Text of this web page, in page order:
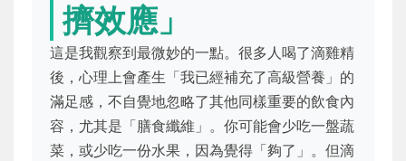
擠效應」
這是我觀察到最微妙的一點。很多人喝了滴雞精
後，心理上會產生「我已經補充了高級營養」的
滿足感，不自覺地忽略了其他同樣重要的飲食內
容，尤其是「膳食纖維」。你可能會少吃一盤蔬
菜，或少吃一份水果，因為覺得「夠了」。但滴